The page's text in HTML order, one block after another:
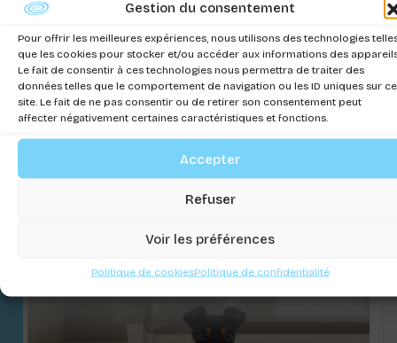
Gestion du consentement
Pour offrir les meilleures expériences, nous utilisons des technologies
que les cookies pour stocker et/ou accéder aux informations des
Le fait de consentir à ces technologies nous permettra de traiter des
données telles que le comportement de navigation ou les ID uniques sur ce
site. Le fait de ne pas consentir ou de retirer son consentement peut
affecter négativement certaines caractéristiques et fonctions.
Accepter
Refuser
Voir les préférences
Politique de cookiesPolitique de confidentialité
DONUT POILU